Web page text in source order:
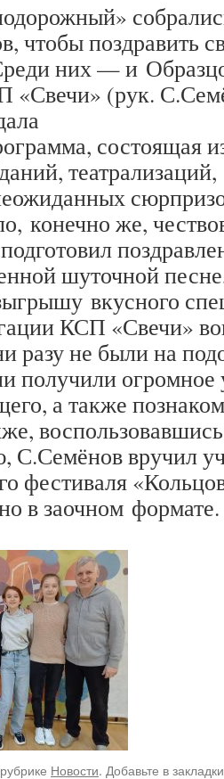
чтобы поздравить
них — и
«Свечи» (рук.
состоящая
конечно же,
шуточной
вкусного
КСП «Свечи»
разу не были на
получили огромное
а также
С.Семёнов вручил
фестиваля
в заочном формате.
Новости. Добавьте в